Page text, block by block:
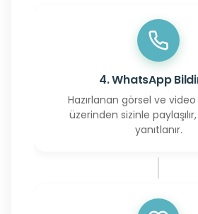
4. WhatsApp
Hazırlanan görsel ve
üzerinden sizinle paylaşılır,
yanıtlanır.